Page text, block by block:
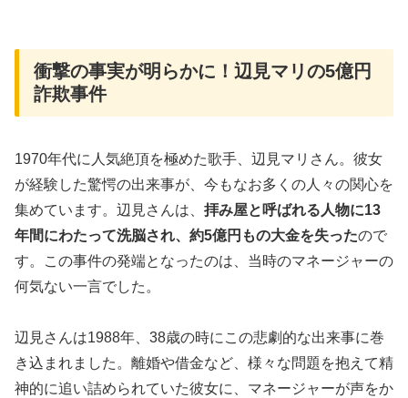
衝撃の事実が明らかに！辺見マリの5億円
詐欺事件
1970年代に人気絶頂を極めた歌手、辺見マリさん。彼女
が経験した驚愕の出来事が、今もなお多くの人々の関心を
集めています。辺見さんは、 拝み屋と呼ばれる人物に13
年間にわたって洗脳され、約5億円もの大金を失ったので
す。この事件の発端となったのは、当時のマネージャーの
何気ない一言でした。
辺見さんは1988年、38歳の時にこの悲劇的な出来事に巻
き込まれました。離婚や借金など、様々な問題を抱えて精
神的に追い詰められていた彼女に、マネージャーが声をか